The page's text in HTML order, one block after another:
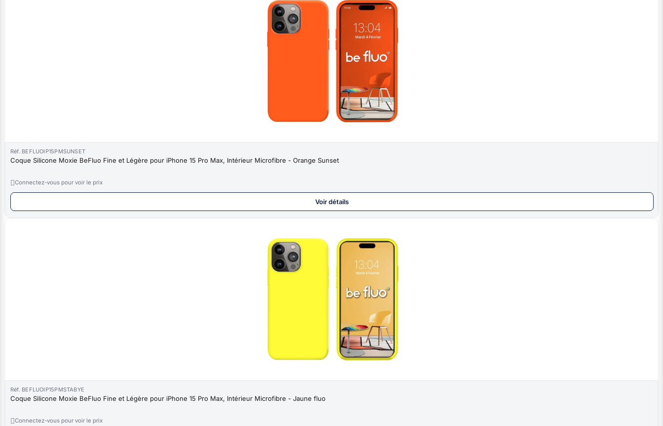
Réf. BEFLUOIP15PMSUNSET
Coque Silicone Moxie BeFluo Fine et Légère pour iPhone 15 Pro Max, Intérieur Microfibre - Orange Sunset
Connectez-vous pour voir le prix
Voir détails
Réf. BEFLUOIP15PMSTABYE
Coque Silicone Moxie BeFluo Fine et Légère pour iPhone 15 Pro Max, Intérieur Microfibre - Jaune fluo
Connectez-vous pour voir le prix